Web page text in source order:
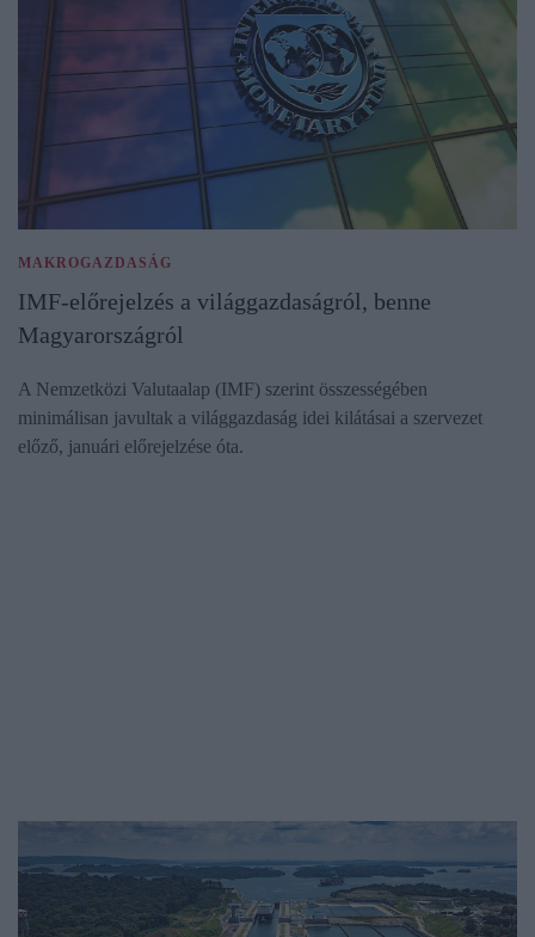
MAKROGAZDASÁG
IMF-előrejelzés a világgazdaságról, benne
Magyarországról
A Nemzetközi Valutaalap (IMF) szerint összességében
minimálisan javultak a világgazdaság idei kilátásai a szervezet
előző, januári előrejelzése óta.